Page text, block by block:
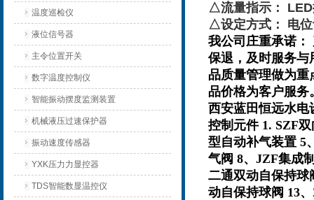
温度巡检仪
液位信号器
主令位置开关
数字温度控制仪
智能振动摆度监测装置
机械液压过速保护器
振动速度传感器
YXK压力力显控器
TDS智能数显温控仪
△流量指示：
△设定方式： 电
我公司庄重承诺：
保退，及时服务与
品质量管理做为
品价格为客户服务
西安蓝田恒远水电
控制元件 1. SZF
型自动补气装置 5
气阀 8、JZF集成
二通双动自保持球
动自保持球阀 13